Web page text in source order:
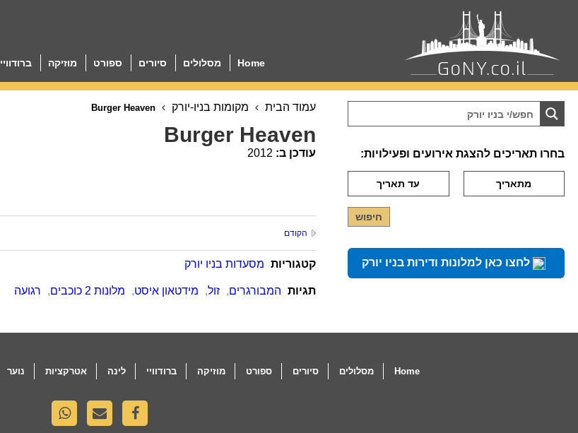
Home מסלולים סיורים ספורט מוזיקה ברודוויי
עמוד הבית מקומות בניו-יורק
Burger Heaven
עודכן ב: 2012
הקודם
קטגוריות מסעדות בניו יורק
תגיות המבורגרים, זול, מידטאון איסט, מלונות 2 כוכבים , רגועה
בחרו תאריכים להצגת אירועים ופעילויות:
לחצו כאן למלונות ודירות בניו יורק
Home מסלולים סיורים ספורט מוזיקה ברודוויי לינה אטרקציות נוער